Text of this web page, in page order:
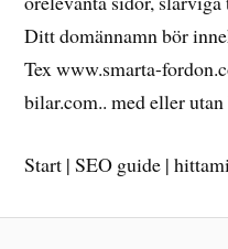
Ditt domännamn bör
Tex www.smarta-
bilar.com.. med eller
Start | SEO guide |